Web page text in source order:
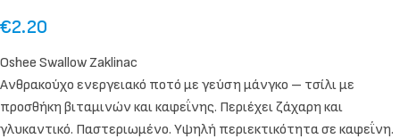
€2.20
Oshee Swallow Zaklinac
Ανθρακούχο ενεργειακό ποτό με γεύση μάνγκο – τσίλι με
προσθήκη βιταμινών και καφεΐνης. Περιέχει ζάχαρη και
γλυκαντικό. Παστεριωμένο. Υψηλή περιεκτικότητα σε καφεΐνη.